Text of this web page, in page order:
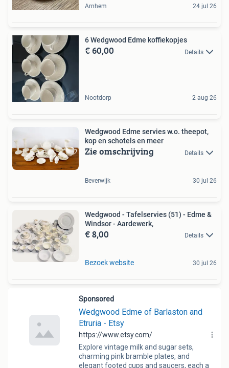
Arnhem 24 jul 26
6 Wedgwood Edme koffiekopjes
€ 60,00 Details
Nootdorp 2 aug 26
Wedgwood Edme servies w.o. theepot,
kop en schotels en meer
Zie omschrijving Details
Beverwijk 30 jul 26
Wedgwood - Tafelservies (51) - Edme &
Windsor - Aardewerk,
€ 8,00 Details
Bezoek website 30 jul 26